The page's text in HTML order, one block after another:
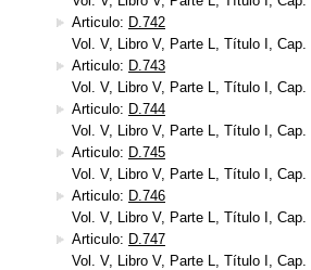
Articulo: D.742
Vol. V, Libro V, Parte L, Título I,
Articulo: D.743
Vol. V, Libro V, Parte L, Título I,
Articulo: D.744
Vol. V, Libro V, Parte L, Título I,
Articulo: D.745
Vol. V, Libro V, Parte L, Título I,
Articulo: D.746
Vol. V, Libro V, Parte L, Título I,
Articulo: D.747
Vol. V, Libro V, Parte L, Título I,